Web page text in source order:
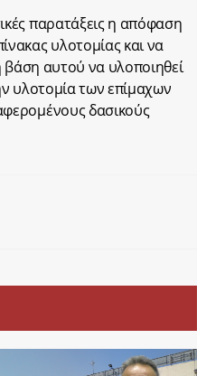
παρατάξεις η απόφαση
υλοτομίας και να
βάση αυτού να υλοποιηθεί
υλοτομία των επίμαχων
δασικούς